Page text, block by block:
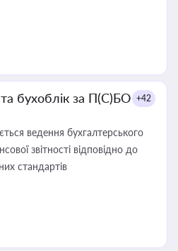
та бухоблік за П(С)БО +42
ведення бухгалтерського
звітності відповідно до
стандартів